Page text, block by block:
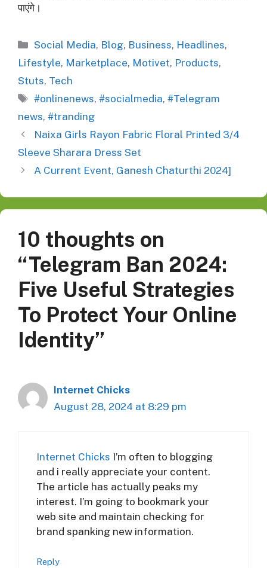
पाएंगे।
Categories
Social Media, Blog, Business, Headlines,
Lifestyle, Marketplace, Motivet, Products,
Stuts, Tech
Tags
#onlinenews,#socialmedia,#Telegram
news, #tranding
Naixa Girls Rayon Fabric Floral Printed 3/4
Sleeve Sharara Dress Set
A Current Event, Ganesh Chaturthi 2024]
10 thoughts on
“Telegram Ban 2024:
Five Useful Strategies
To Protect Your Online
Identity”
Internet Chicks
August 28, 2024 at 8:29 pm
Internet Chicks I’m often to blogging
and i really appreciate your content.
The article has actually peaks my
interest. I’m going to bookmark your
web site and maintain checking for
brand spanking new information.
Reply